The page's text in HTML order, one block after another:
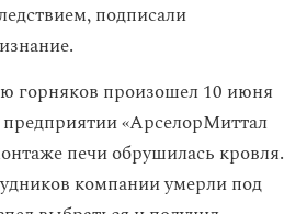
подписали
горняков произошел 10 июня
предприятии «АрселорМиттал
печи обрушилась кровля.
компании умерли под